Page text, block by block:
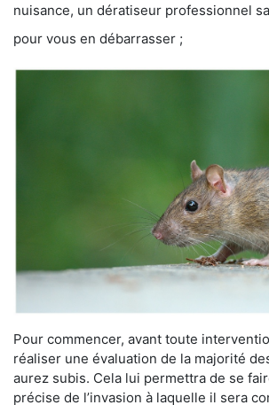
nuisance, un dératiseur professionnel
pour vous en débarrasser ;
Pour commencer, avant toute
réaliser une évaluation de la majorité
aurez subis. Cela lui permettra de se
précise de l’invasion à laquelle il sera